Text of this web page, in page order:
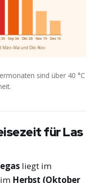
39 Sep 34 Okt 26 Nov 19
Dez 15
März–Mai und Okt–Nov.
sind über 40 °C
für Las
liegt im
Herbst (Oktober